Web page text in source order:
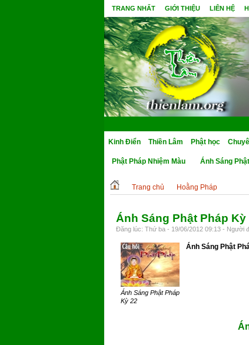
TRANG NHẤT GIỚI THIỆU LIÊN HỆ
Kinh Điển Thiền Lâm Phật học
Phật Pháp Nhiệm Màu Ánh Sáng
Trang chủ Hoằng Pháp
Ánh Sáng Phật Pháp Kỳ
Đăng lúc: Thứ ba - 19/06/2012 09:13 - Người
Ánh Sáng Phật Pháp
Kỳ 22
Ánh Sáng Phật